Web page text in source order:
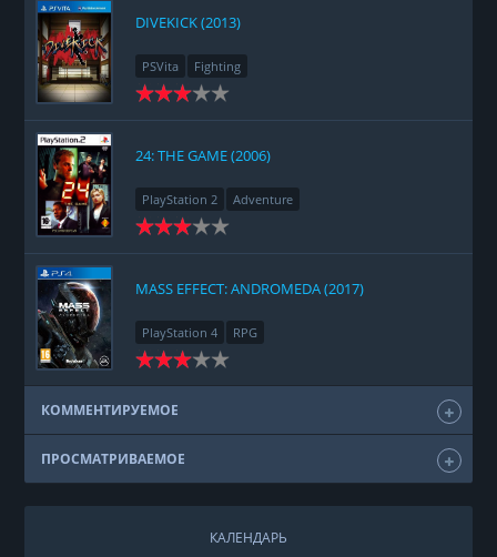
DIVEKICK (2013)
PSVita Fighting
24: THE GAME (2006)
PlayStation 2 Adventure
MASS EFFECT: ANDROMEDA (2017)
PlayStation 4 RPG
КОММЕНТИРУЕМОЕ
ПРОСМАТРИВАЕМОЕ
КАЛЕНДАРЬ